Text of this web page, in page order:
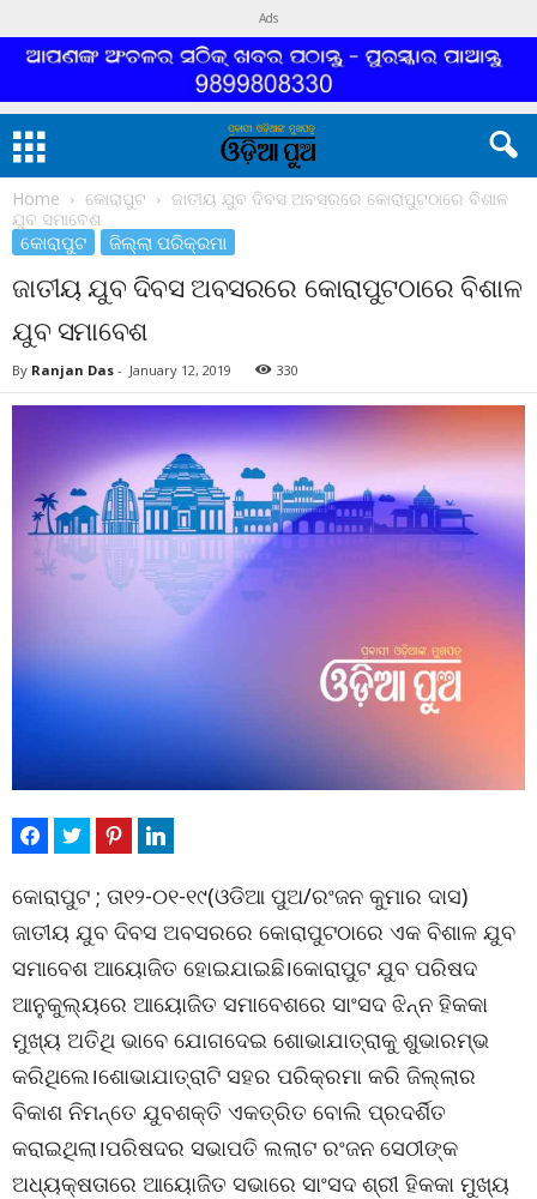
Ads
Home କୋରାପୁଟ
ଜାତୀୟ ଯୁବ ଦିବସ ଅବସରରେ କୋରାପୁଟଠାରେ ବିଶାଳ
ଯୁବ ସମାବେଶ
କୋରାପୁଟ ଜିଲ୍ଲା ପରିକ୍ରମା
ଜାତୀୟ ଯୁବ ଦିବସ ଅବସରରେ କୋରାପୁଟଠାରେ ବିଶାଳ
ଯୁବ ସମାବେଶ
By Ranjan Das - January 12, 2019 330
କୋରାପୁଟ ; ତା୧୨-୦୧-୧୯(ଓଡିଆ ପୁଅ/ରଂଜନ କୁମାର ଦାସ)
ଜାତୀୟ ଯୁବ ଦିବସ ଅବସରରେ କୋରାପୁଟଠାରେ ଏକ ବିଶାଳ ଯୁବ
ସମାବେଶ ଆୟୋଜିତ ହୋଇଯାଇଛି।କୋରାପୁଟ ଯୁବ ପରିଷଦ
ଆନୁକୁଲ୍ୟରେ ଆୟୋଜିତ ସମାବେଶରେ ସାଂସଦ ଝିନ୍ନ ହିକକା
ମୁଖ୍ୟ ଅତିଥି ଭାବେ ଯୋଗଦେଇ ଶୋଭାଯାତ୍ରାକୁ ଶୁଭାରମ୍ଭ
କରିଥିଲେ।ଶୋଭାଯାତ୍ରାଟି ସହର ପରିକ୍ରମା କରି ଜିଲ୍ଲାର
ବିକାଶ ନିମନ୍ତେ ଯୁବଶକ୍ତି ଏକତ୍ରିତ ବୋଲି ପ୍ରଦର୍ଶିତ
କରାଇଥିଲା।ପରିଷଦର ସଭାପତି ଲଲାଟ ରଂଜନ ସେଠୀଙ୍କ
ଅଧ୍ୟକ୍ଷତାରେ ଆୟୋଜିତ ସଭାରେ ସାଂସଦ ଶ୍ରୀ ହିକକା ମୁଖ୍ୟ